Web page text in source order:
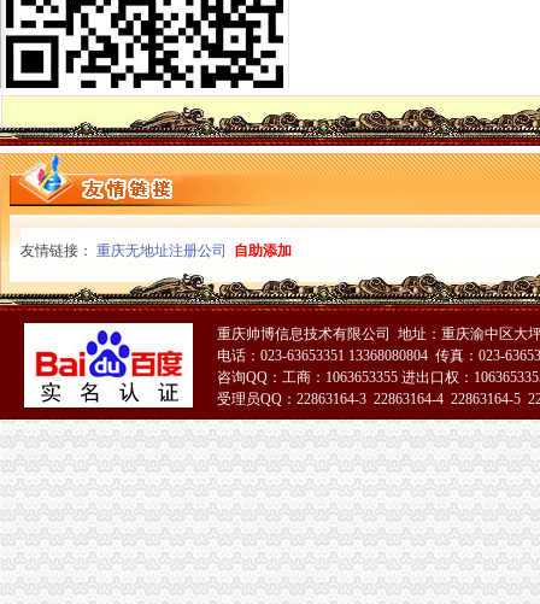
市重庆税务注销局联合花旗银行召开政银企融资对接会 助推重庆经济发展
区县加大创业平台建设力度助推微企发展
全市重庆代办公司外商投资企业三月份登记注册信息
市重庆代办公司局突出六大重点力推进全市非公经济组织建工作
市直机关“人民好公仆”重庆税务注销教育实践活动推进会在市局召开
消委会圆满协调解决21位消费者的重庆营业执照注销群体投诉
奉节县微型企业协会成立
酉局重庆公司注销三措并举加房地产广告管理
长寿局重庆税务注销查获进口葡萄酒700余瓶
涪陵、重庆分公司注销璧山等六区县召开微型企业协会成立大会并开展工作
巫山县微型企业协会正式成立
万州区铁峰乡桐元村成立两个微企支部
执法局重庆公司注销叫停苹果搭售行为维护消费者权益
市重庆税务注销消委会携手15家消费维权单位发布维权观点
市重庆营业执照注销局采取七项措施推进微型企业创业培训工作
双桥局重庆分公司注销借微企东风全力助推地方小康建设
执法局联手市网监总队查获一起利用“钓鱼”重庆分公司注销网站销售侵商标专
执法局重庆营业执照注销深入推进建筑钢材专项整
波局重庆公司注销长到涪陵局调研
工商动态
忠县人民追加财政配套资金420万元助推微企发展试点工作
我市重庆分公司注销出台在校大创办微型企业相关办法
友情链接： 重庆无地址注册公司 自助添加
重庆帅博信息技术有限公司 地址：重庆渝中区大
电话：023-63653351 13368080804 传真：023-
咨询QQ：工商：1063653355 进出口权：
受理员QQ：22863164-3 22863164-4 22863164-5